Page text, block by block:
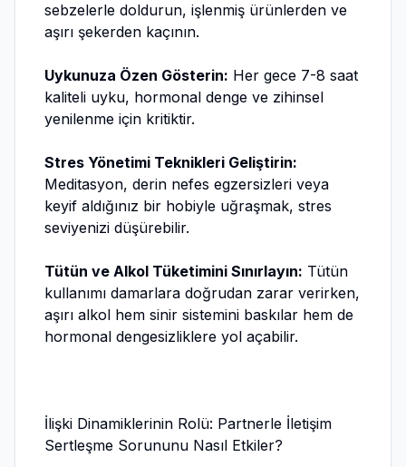
sebzelerle doldurun, işlenmiş ürünlerden ve
aşırı şekerden kaçının.
Uykunuza Özen Gösterin: Her gece 7-8 saat
kaliteli uyku, hormonal denge ve zihinsel
yenilenme için kritiktir.
Stres Yönetimi Teknikleri Geliştirin:
Meditasyon, derin nefes egzersizleri veya
keyif aldığınız bir hobiyle uğraşmak, stres
seviyenizi düşürebilir.
Tütün ve Alkol Tüketimini Sınırlayın: Tütün
kullanımı damarlara doğrudan zarar verirken,
aşırı alkol hem sinir sistemini baskılar hem de
hormonal dengesizliklere yol açabilir.
İlişki Dinamiklerinin Rolü: Partnerle İletişim
Sertleşme Sorununu Nasıl Etkiler?